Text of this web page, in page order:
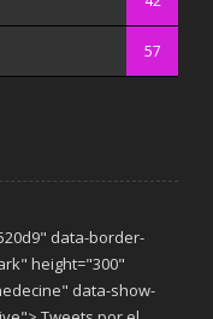
57
data-border-
height="300"
data-show-